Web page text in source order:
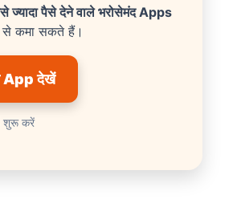
ज्यादा पैसे देने वाले भरोसेमंद Apps
कमा सकते हैं।
App देखें
शुरू करें